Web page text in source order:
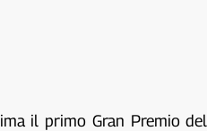
il primo Gran Premio